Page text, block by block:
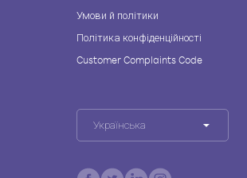
Умови й політики
Політика конфіденційності
Customer Complaints Code
Українська